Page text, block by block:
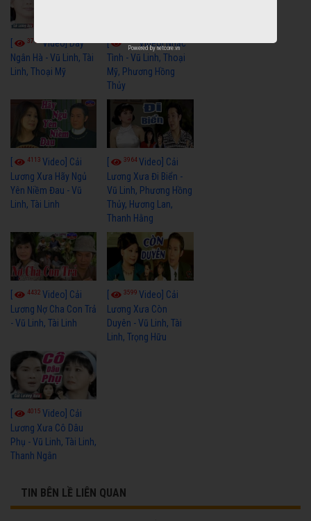
3766 Video] Dãy
Ngân Hà - Vũ Linh, Tài
Linh, Thoại Mỹ
[
Video] Nhạc
Tình - Vũ Linh, Thoại
Mỹ, Phương Hồng
Thủy
4113 Video] Cải
Lương Xưa Hãy Ngủ
Yên Niềm Đau - Vũ
Linh, Tài Linh
3964Video] Cải
Lương Xưa Đi Biển -
Vũ Linh, Phương Hồng
Thủy, Hương Lan,
Thanh Hằng
4432 Video] Cải
Lương Nợ Cha Con Trả
- Vũ Linh, Tài Linh
3599Video] Cải
Lương Xưa Còn
Duyên - Vũ Linh, Tài
Linh, Trọng Hữu
[ 4015 Video] Cải
Lương Xưa Cô Dâu
Phụ - Vũ Linh, Tài Linh,
Thanh Ngân
TIN BÊN LỀ LIÊN QUAN
Powered by netcore.vn